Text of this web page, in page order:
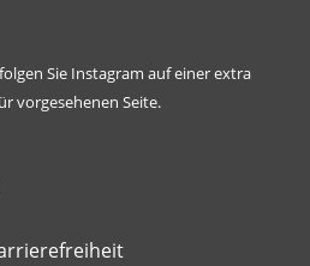
Sie Instagram auf einer extra
vorgesehenen Seite.